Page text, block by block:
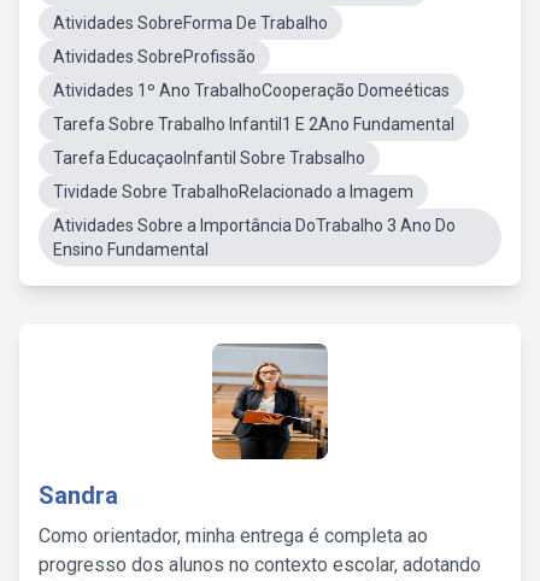
Atividades SobreForma De Trabalho
Atividades SobreProfissão
Atividades 1º Ano TrabalhoCooperação Domeéticas
Tarefa Sobre Trabalho Infantil1 E 2Ano Fundamental
Tarefa EducaçaoInfantil Sobre Trabsalho
Tividade Sobre TrabalhoRelacionado a Imagem
Atividades Sobre a Importância DoTrabalho 3 Ano Do
Ensino Fundamental
Sandra
Como orientador, minha entrega é completa ao
progresso dos alunos no contexto escolar, adotando